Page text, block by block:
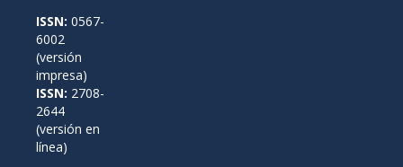
ISSN: 0567-
6002
(versión
impresa)
ISSN: 2708-
2644
(versión en
línea)